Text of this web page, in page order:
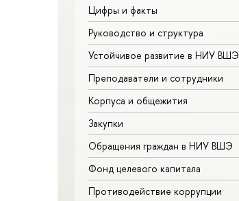
Цифры и факты
Руководство и структура
Устойчивое развитие в НИУ ВШЭ
Преподаватели и сотрудники
Корпуса и общежития
Закупки
Обращения граждан в НИУ ВШЭ
Фонд целевого капитала
Противодействие коррупции